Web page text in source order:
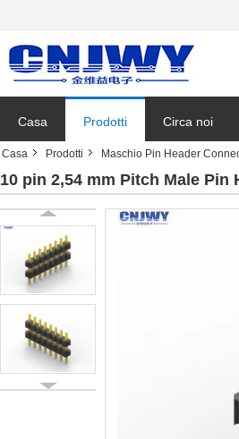
Casa Prodotti Circa noi
Notizie
Casa Prodotti Maschio Pin Header
10 pin 2,54 mm Pitch Male